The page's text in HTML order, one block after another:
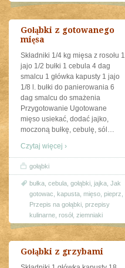
Gołąbki z gotowanego
mięsa
Składniki 1/4 kg mięsa z rosołu 1
jajo 1/2 bułki 1 cebula 4 dag
smalcu 1 główka kapusty 1 jajo
1/8 l. bułki do panierowania 6
dag smalcu do smażenia
Przygotowanie Ugotowane
mięso usiekać, dodać jajko,
moczoną bułkę, cebulę, sól …
Czytaj więcej ›
gołąbki
bułka cebula gołąbki jajka Jak
gotowac kapusta mięso pieprz
Przepis na gołąbki przepisy
kulinarne rosół, ziemniaki
Gołąbki z grzybami